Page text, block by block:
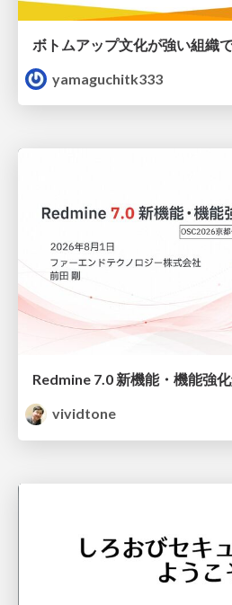
yamaguchitk333
vividtone